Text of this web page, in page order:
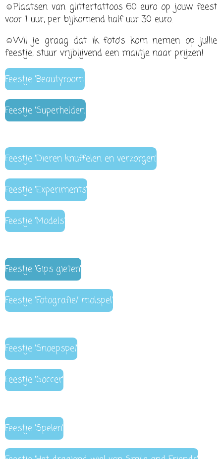
☺Plaatsen van glittertattoos 60 euro op jouw feest
voor 1 uur, per bijkomend half uur 30 euro.
☺Wil je graag dat ik foto's kom nemen op jullie
feestje, stuur vrijblijvend een mailtje naar prijzen!
Feestje 'Beautyroom'
Feestje 'Superhelden'
Feestje 'Dieren knuffelen en verzorgen'
Feestje 'Experiments'
Feestje 'Models'
Feestje 'Gips gieten'
Feestje 'Fotografie/ molspel'
Feestje 'Snoepspel'
Feestje 'Soccer'
Feestje 'Spelen'